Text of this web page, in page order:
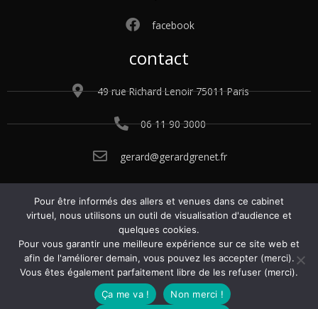
facebook
contact
49 rue Richard Lenoir 75011 Paris
06 11 90 3000
gerard@gerardgrenet.fr
© 2015 – 2025 Gérard Grenet. Tous droits
réservés.Conditions générales de vente.
Politique de confidentialité.
Mentions légales.
Gérer les cookies.
Pour être informés des allers et venues dans ce cabinet
virtuel, nous utilisons un outil de visualisation d'audience et
quelques cookies.
Pour vous garantir une meilleure expérience sur ce site web et
afin de l'améliorer demain, vous pouvez les accepter (merci).
Vous êtes également parfaitement libre de les refuser (merci).
Ça me va !
Non merci !